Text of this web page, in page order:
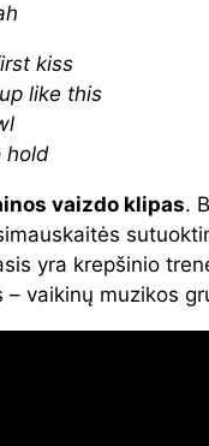
kiss
like this
hold
vaizdo klipas.
yra krepšinio
vaikinų muzikos